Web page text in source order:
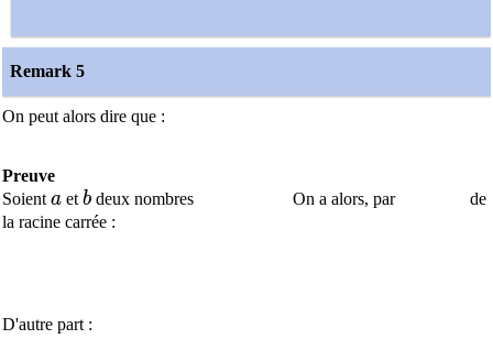
Remark 5
On peut alors dire que :
Preuve
Soient a
a et b
b deux nombres On a alors, par
de
la racine carrée :
D'autre part :